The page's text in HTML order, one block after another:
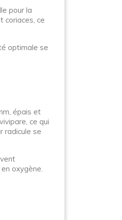
pour la
coriaces, ce
optimale se
épais et
ce qui
radicule se
oxygène.